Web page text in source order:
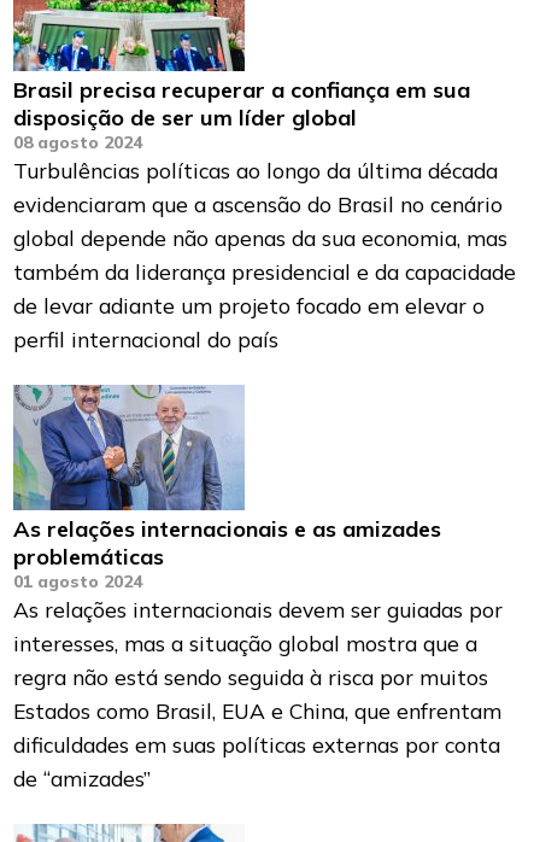
Brasil precisa recuperar a confiança em sua
disposição de ser um líder global
08 agosto 2024
Turbulências políticas ao longo da última década
evidenciaram que a ascensão do Brasil no cenário
global depende não apenas da sua economia, mas
também da liderança presidencial e da capacidade
de levar adiante um projeto focado em elevar o
perfil internacional do país
As relações internacionais e as amizades
problemáticas
01 agosto 2024
As relações internacionais devem ser guiadas por
interesses, mas a situação global mostra que a
regra não está sendo seguida à risca por muitos
Estados como Brasil, EUA e China, que enfrentam
dificuldades em suas políticas externas por conta
de “amizades”